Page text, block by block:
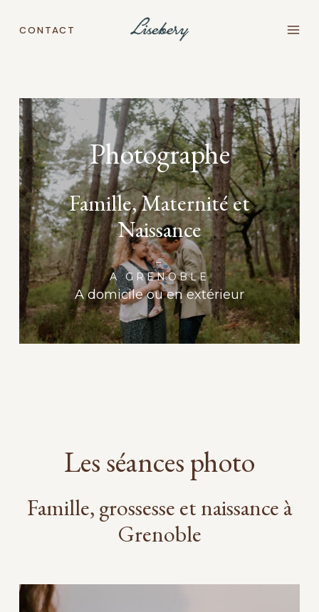
CONTACT
Photographe
Famille, Maternité et
Naissance
–
A GRENOBLE
A domicile ou en extérieur
Les séances photo
Famille, grossesse et naissance à
Grenoble